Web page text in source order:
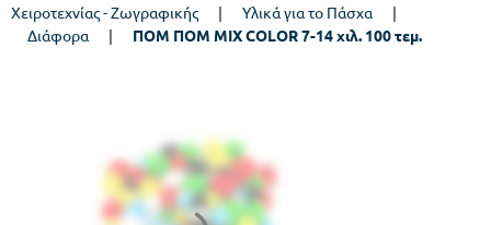
Χειροτεχνίας - Ζωγραφικής
| Υλικά για το Πάσχα
|
Διάφορα
| ΠΟΜ ΠΟΜ MIX COLOR 7-14 χιλ. 100 τεμ.